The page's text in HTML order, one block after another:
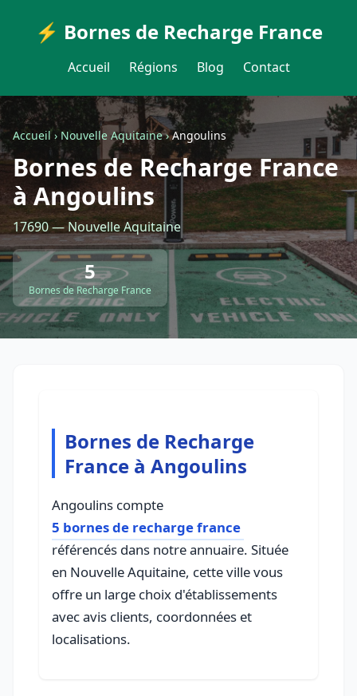
⚡ Bornes de Recharge France
Accueil Régions Blog Contact
Accueil›Nouvelle Aquitaine›Angoulins
Bornes de Recharge France
à Angoulins
17690 — Nouvelle Aquitaine
5
Bornes de Recharge France
Bornes de Recharge
France à Angoulins
Angoulins compte
5 bornes de recharge france
référencés dans notre annuaire. Située
en Nouvelle Aquitaine, cette ville vous
offre un large choix d'établissements
avec avis clients, coordonnées et
localisations.